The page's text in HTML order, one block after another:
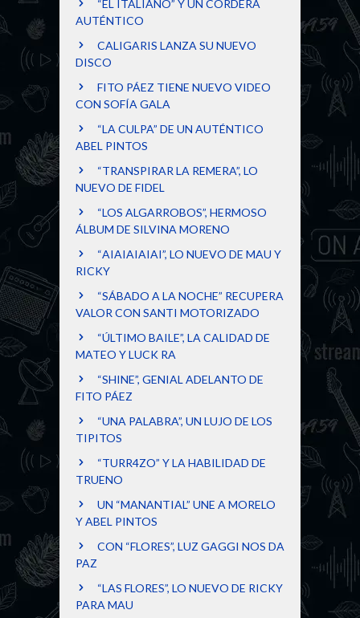
“EL ITALIANO” Y UN CORDERA
AUTÉNTICO
CALIGARIS LANZA SU NUEVO
DISCO
FITO PÁEZ TIENE NUEVO VIDEO
CON SOFÍA GALA
“LA CULPA” DE UN AUTÉNTICO
ABEL PINTOS
“TRANSPIRAR LA REMERA”, LO
NUEVO DE FIDEL
“LOS ALGARROBOS”, HERMOSO
ÁLBUM DE SILVINA MORENO
“AIAIAIAIAI”, LO NUEVO DE MAU Y
RICKY
“SÁBADO A LA NOCHE” RECUPERA
VALOR CON SANTI MOTORIZADO
“ÚLTIMO BAILE”, LA CALIDAD DE
MATEO Y LUCK RA
“SHINE”, GENIAL ADELANTO DE
FITO PÁEZ
“UNA PALABRA”, UN LUJO DE LOS
TIPITOS
“TURR4ZO” Y LA HABILIDAD DE
TRUENO
UN “MANANTIAL” UNE A MORELO
Y ABEL PINTOS
CON “FLORES”, LUZ GAGGI NOS DA
PAZ
“LAS FLORES”, LO NUEVO DE RICKY
PARA MAU